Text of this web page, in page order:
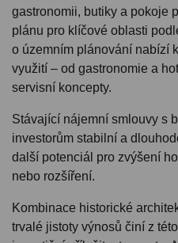
gastronomii, butiky a pokoje
plánu pro klíčové oblasti
o územním plánování nabízí
využití – od gastronomie a
servisní koncepty.
Stávající nájemní smlouvy s
investorům stabilní a
další potenciál pro zvýšení
nebo rozšíření.
Kombinace historické
trvalé jistoty výnosů činí z